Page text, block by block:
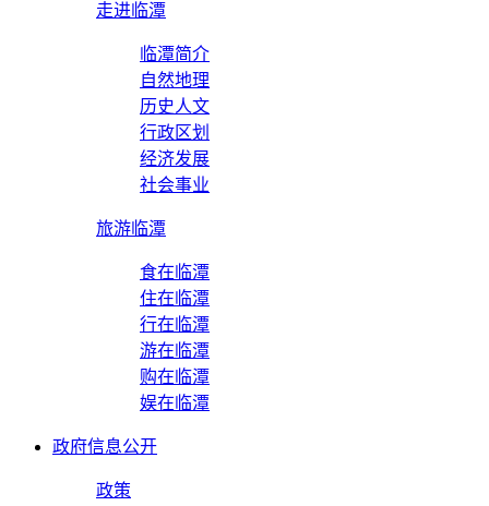
走进临潭
临潭简介
自然地理
历史人文
行政区划
经济发展
社会事业
旅游临潭
食在临潭
住在临潭
行在临潭
游在临潭
购在临潭
娱在临潭
政府信息公开
政策